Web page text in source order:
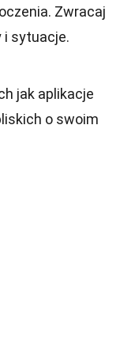
Zwracaj
i sytuacje.
jak aplikacje
o swoim